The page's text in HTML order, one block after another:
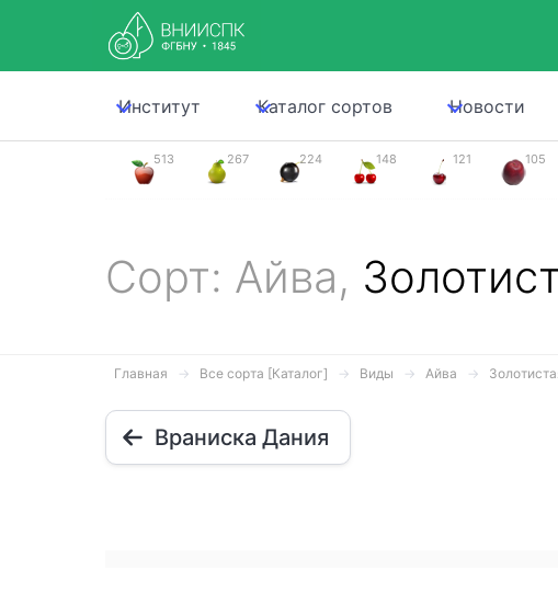
Институт Каталог сортов Новости
513 267 224 148 121 105
Сорт: Айва,
Главная Все сорта [Каталог] Виды Айва
Враниска Дания